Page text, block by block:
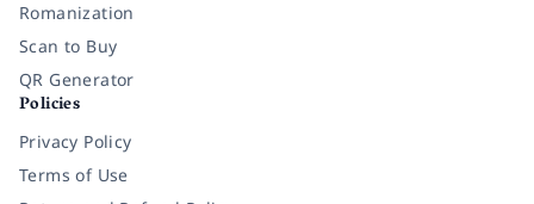
Romanization
Scan to Buy
QR Generator
Policies
Privacy Policy
Terms of Use